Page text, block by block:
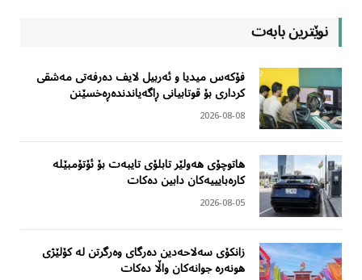
نوێترین بابەت
فۆکەس میدیا و ئەربیل لایف دەرفەتی مەشقی
کرداری بۆ قوتابیانی ڕاگەیاندندەڕەخسێنن
2026-08-08
هاتوچۆی هەولێر تابلۆی تایبەت بۆ ئۆتۆمبێلە
کارەبایییەکان دابین دەکات
2026-08-05
زانکۆی سەلاحەدین دەرگای وەرگرتن لە کۆلێژی
هونەرە جوانەکان واڵا دەکات